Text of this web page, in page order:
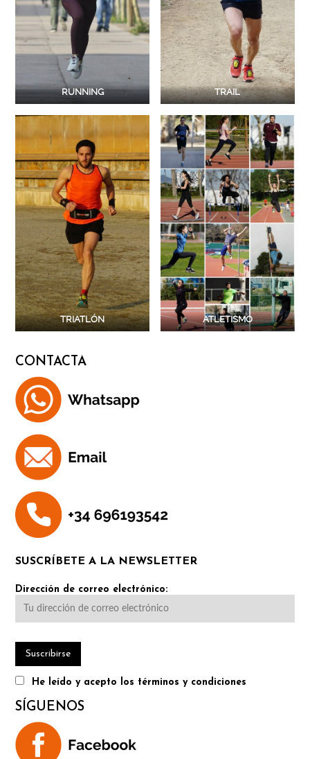
RUNNING TRAIL
TRIATLÓN ATLETISMO
CONTACTA
SUSCRÍBETE A LA NEWSLETTER
Dirección de correo electrónico:
He leído y acepto los términos y condiciones
SÍGUENOS